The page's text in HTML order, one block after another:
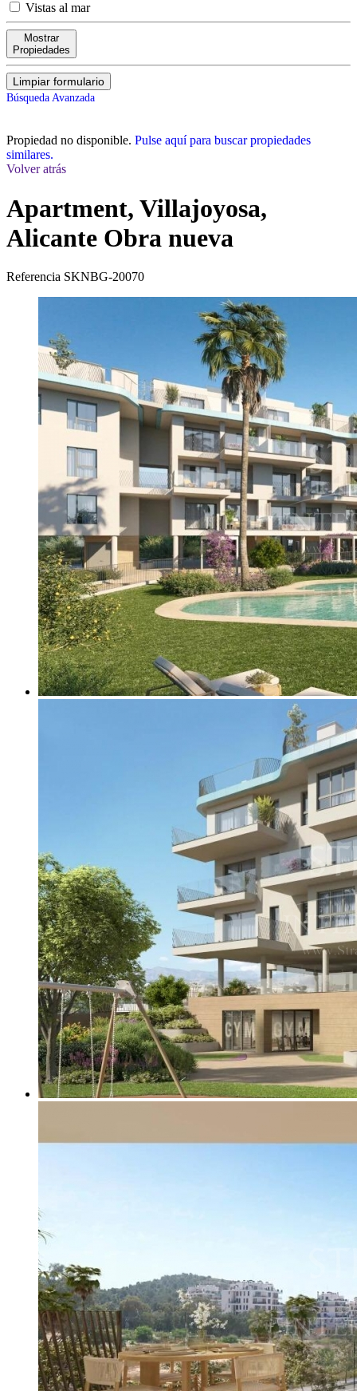
Vistas al mar
Mostrar
Propiedades
Limpiar formulario
Búsqueda Avanzada
Propiedad no disponible. Pulse aquí para buscar propiedades
similares.
Volver atrás
Apartment, Villajoyosa,
Alicante Obra nueva
Referencia SKNBG-20070